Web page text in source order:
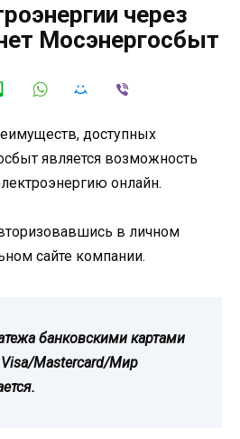
через
Мосэнергосбыт
доступных
является возможность
онлайн.
в личном
сайте компании.
банковскими картами
Mastercard/Мир